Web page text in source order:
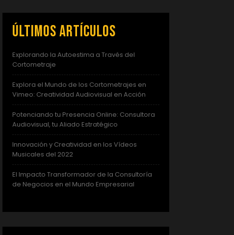
Últimos artículos
Explorando la Autoestima a Través del
Cortometraje
Explora el Mundo de los Cortometrajes en
Vimeo: Creatividad Audiovisual en Acción
Potenciando tu Presencia Online: Consultora
Audiovisual, tu Aliado Estratégico
Innovación y Creatividad en los Vídeos
Musicales del 2022
El Impacto Transformador de la Consultoría
de Negocios en el Mundo Empresarial